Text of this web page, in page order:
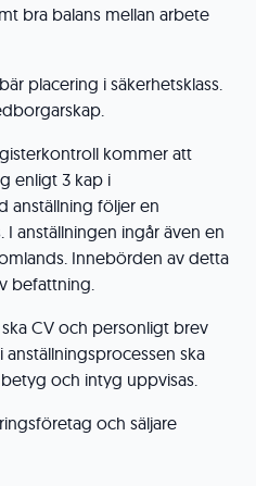
bra balans mellan arbete
placering i säkerhetsklass.
kommer att
enligt 3 kap i
anställning följer en
anställningen ingår även en
Innebörden av detta
befattning.
CV och personligt brev
ska
och intyg uppvisas.
och säljare